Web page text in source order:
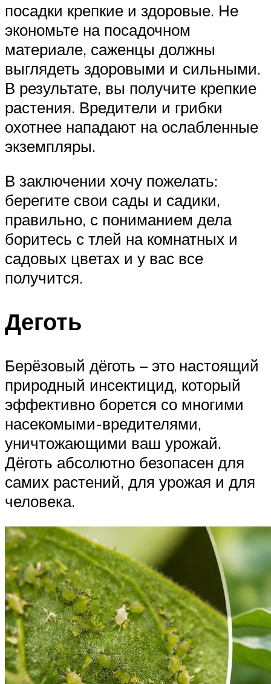
посадки крепкие и здоровые. Не
экономьте на посадочном
материале, саженцы должны
выглядеть здоровыми и сильными.
В результате, вы получите крепкие
растения. Вредители и грибки
охотнее нападают на ослабленные
экземпляры.
В заключении хочу пожелать:
берегите свои сады и садики,
правильно, с пониманием дела
боритесь с тлей на комнатных и
садовых цветах и у вас все
получится.
Деготь
Берёзовый дёготь – это настоящий
природный инсектицид, который
эффективно борется со многими
насекомыми-вредителями,
уничтожающими ваш урожай.
Дёготь абсолютно безопасен для
самих растений, для урожая и для
человека.